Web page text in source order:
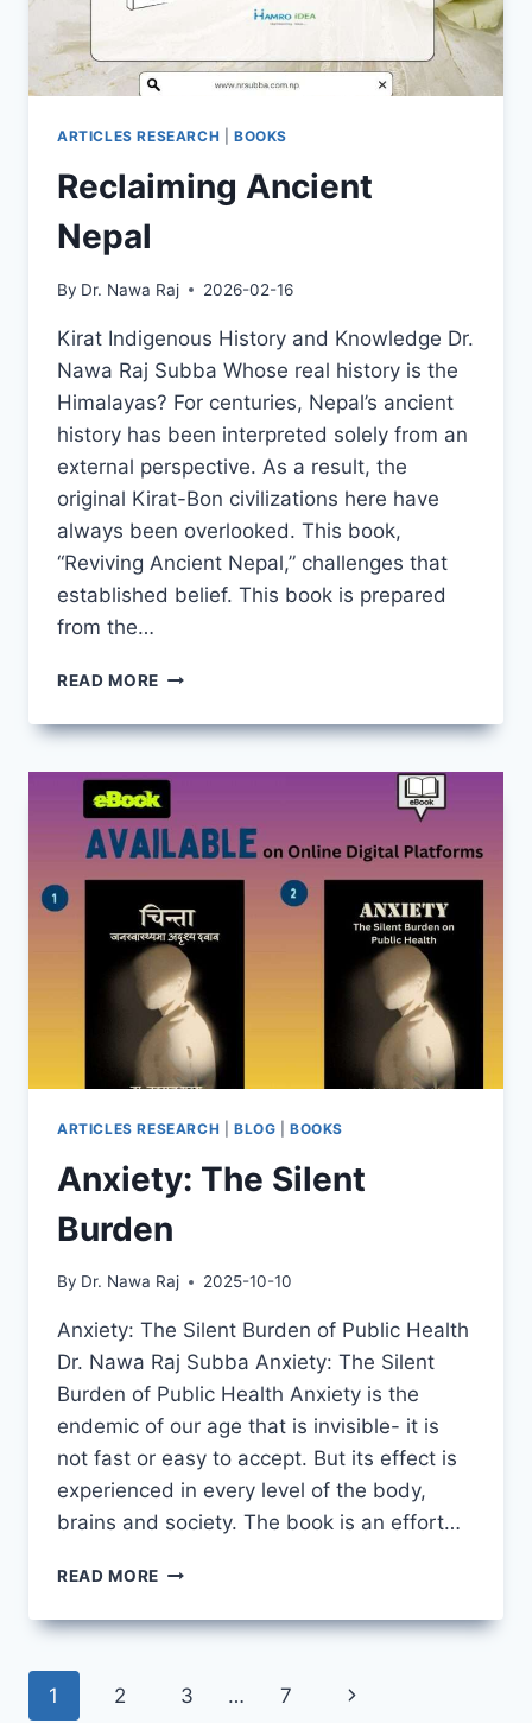
ARTICLES RESEARCH BOOKS
Reclaiming Ancient
Nepal
By Dr. Nawa Raj 2026-02-16
Kirat Indigenous History and Knowledge Dr.
Nawa Raj Subba Whose real history is the
Himalayas? For centuries, Nepal’s ancient
history has been interpreted solely from an
external perspective. As a result, the
original Kirat-Bon civilizations here have
always been overlooked. This book,
“Reviving Ancient Nepal,” challenges that
established belief. This book is prepared
from the…
READ MORE RECLAIMING
NEPAL
ARTICLES RESEARCH BLOG |BOOKS
Anxiety: The Silent
Burden
By Dr. Nawa Raj 2025-10-10
Anxiety: The Silent Burden of Public Health
Dr. Nawa Raj Subba Anxiety: The Silent
Burden of Public Health Anxiety is the
endemic of our age that is invisible- it is
not fast or easy to accept. But its effect is
experienced in every level of the body,
brains and society. The book is an effort…
READ MORE ANXIETY:
SILENT
Page
1 2 3 … 7 Next